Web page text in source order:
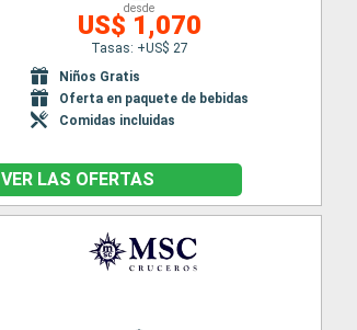
desde
US$ 1,070
Tasas: +US$ 27
Niños Gratis
Oferta en paquete de bebidas
Comidas incluidas
VER LAS OFERTAS